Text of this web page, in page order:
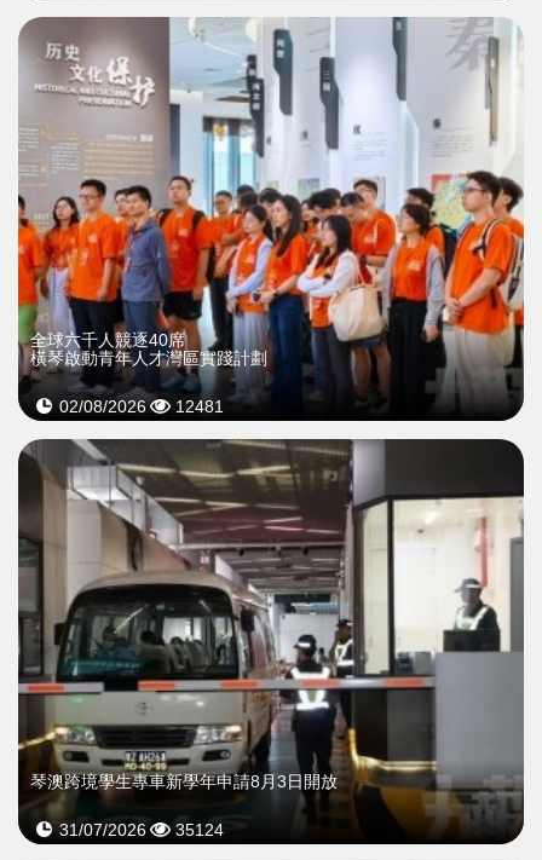
全球六千人競逐40席
橫琴啟動青年人才灣區實踐計劃
02/08/2026 12481
琴澳跨境學生專車新學年申請8月3日開放
31/07/2026 35124